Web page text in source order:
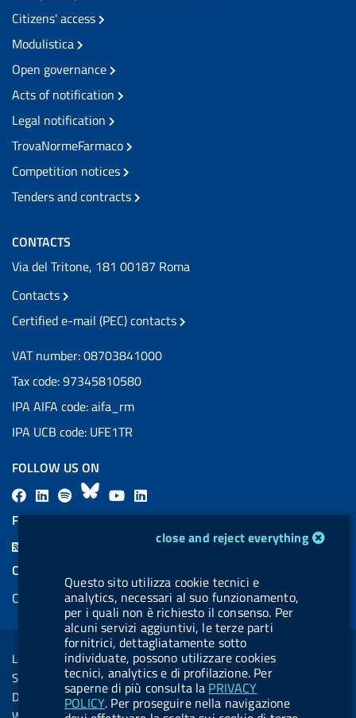
cookie management moduleclose and reject everything
Questo sito utilizza cookie tecnici e
analytics, necessari al suo funzionamento,
per i quali non è richiesto il consenso. Per
alcuni servizi aggiuntivi, le terze parti
fornitrici, dettagliatamente sotto
individuate, possono utilizzare cookies
tecnici, analytics e di profilazione. Per
saperne di più consulta la PRIVACY
POLICY. Per proseguire nella navigazione
Citizens' access
Modulistica
Open governance
Acts of notification
Legal notification
TrovaNormeFarmaco
Competition notices
Tenders and contracts
CONTACTS
Via del Tritone, 181 00187 Roma
Contacts
Certified e-mail (PEC) contacts
VAT number: 08703841000
Tax code: 97345810580
IPA AIFA code: aifa_rm
IPA UCB code: UFE1TR
FOLLOW US ON
F
a
L
i
a
l
.
b
u
t
t
o
B
l
s
k
y
Y
o
u
b
e
i
e
d
i
n
FEED RSS
COOKIES
Cookie management
Sezione Link Utili
Legal notice
Social Media Policy
Dichiarazione di accessibilità